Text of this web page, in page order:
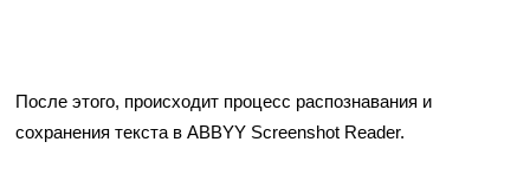
После этого, происходит процесс распознавания и
сохранения текста в ABBYY Screenshot Reader.